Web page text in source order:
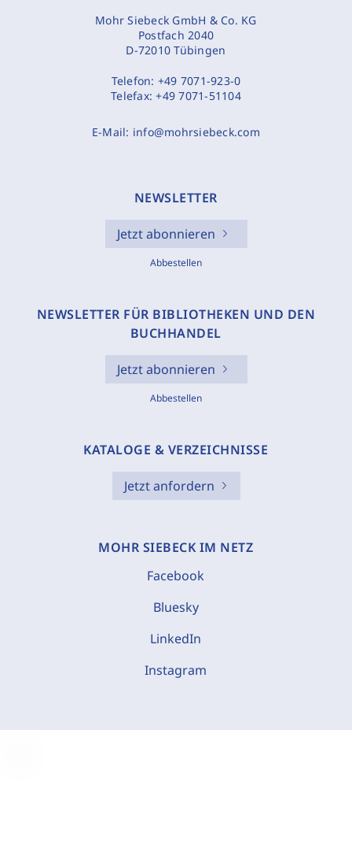
Mohr Siebeck GmbH & Co. KG
Postfach 2040
D-72010 Tübingen
Telefon: +49 7071-923-0
Telefax:+49 7071-51104
E-Mail: info@mohrsiebeck.com
NEWSLETTER
Jetzt abonnieren
Abbestellen
NEWSLETTER FÜR BIBLIOTHEKEN UND DEN
BUCHHANDEL
Jetzt abonnieren
Abbestellen
KATALOGE & VERZEICHNISSE
Jetzt anfordern
MOHR SIEBECK IM NETZ
Facebook
Bluesky
LinkedIn
Instagram